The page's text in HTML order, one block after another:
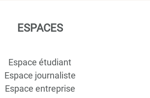
ESPACES
Espace étudiant
Espace journaliste
Espace entreprise